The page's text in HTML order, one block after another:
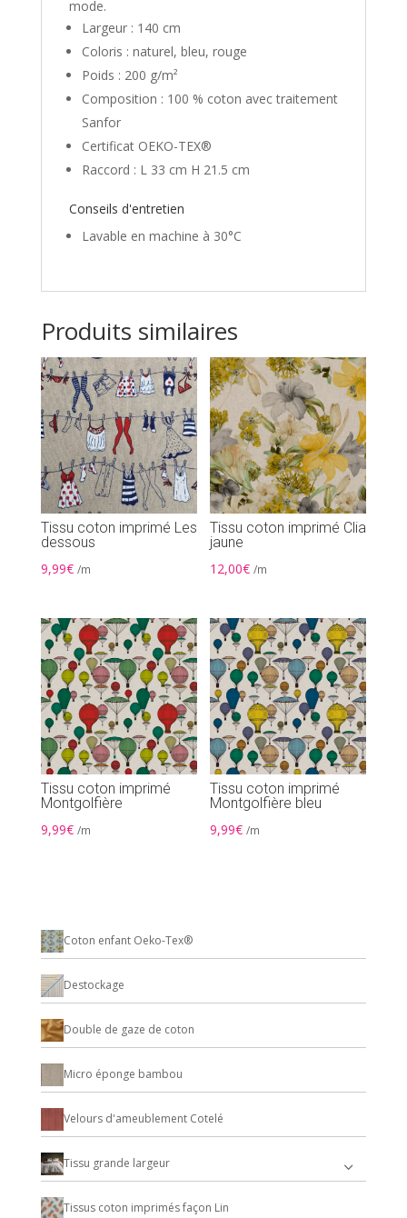
Coton enfant Oeko-Tex®
Destockage
Double de gaze de coton
Micro éponge bambou
Velours d'ameublement Cotelé
Tissu grande largeur
Tissus coton imprimés façon Lin
mode.
Largeur : 140 cm
Coloris : naturel, bleu, rouge
Poids : 200 g/m²
Composition : 100 % coton avec traitement
Sanfor
Certificat OEKO-TEX®
Raccord : L 33 cm H 21.5 cm
Conseils d'entretien
Lavable en machine à 30°C
Produits similaires
Tissu coton imprimé Les
dessous
9,99€ /m
Tissu coton imprimé Clia
jaune
12,00€ /m
Tissu coton imprimé
Montgolfière
9,99€ /m
Tissu coton imprimé
Montgolfière bleu
9,99€ /m